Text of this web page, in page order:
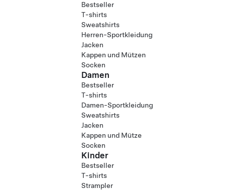
Bestseller
T-shirts
Sweatshirts
Herren-Sportkleidung
Jacken
Kappen und Mützen
Socken
Damen
Bestseller
T-shirts
Damen-Sportkleidung
Sweatshirts
Jacken
Kappen und Mütze
Socken
Kinder
Bestseller
T-shirts
Strampler